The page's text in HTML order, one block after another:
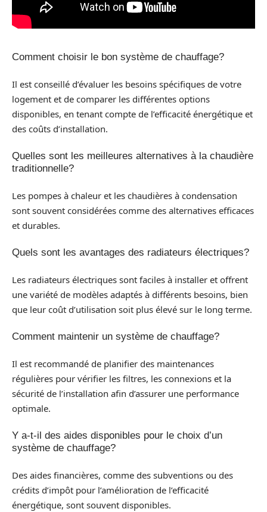
Comment choisir le bon système de chauffage?
Il est conseillé d’évaluer les besoins spécifiques de votre
logement et de comparer les différentes options
disponibles, en tenant compte de l’efficacité énergétique et
des coûts d’installation.
Quelles sont les meilleures alternatives à la chaudière
traditionnelle?
Les pompes à chaleur et les chaudières à condensation
sont souvent considérées comme des alternatives efficaces
et durables.
Quels sont les avantages des radiateurs électriques?
Les radiateurs électriques sont faciles à installer et offrent
une variété de modèles adaptés à différents besoins, bien
que leur coût d’utilisation soit plus élevé sur le long terme.
Comment maintenir un système de chauffage?
Il est recommandé de planifier des maintenances
régulières pour vérifier les filtres, les connexions et la
sécurité de l’installation afin d’assurer une performance
optimale.
Y a-t-il des aides disponibles pour le choix d’un
système de chauffage?
Des aides financières, comme des subventions ou des
crédits d’impôt pour l’amélioration de l’efficacité
énergétique, sont souvent disponibles.